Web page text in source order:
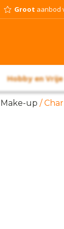
Groot aanbod
Hobby en
Make-up /